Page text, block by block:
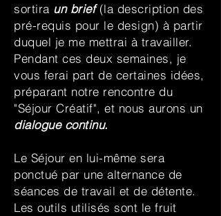
sortira un brief(la description des
pré-requis pour le design) à partir
duquel je me mettrai à travailler.
Pendant ces deux semaines, je
vous ferai part de certaines idées,
préparant notre rencontre du
"Séjour Créatif", et nous aurons un
dialogue continu.
Le Séjour en lui-même sera
ponctué par une alternance de
séances de travail et de détente.
Les outils utilisés sont le fruit